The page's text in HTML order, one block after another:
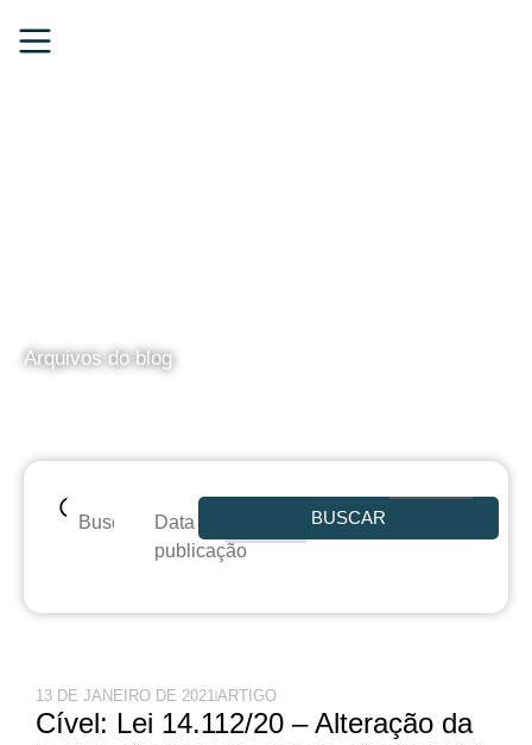
Arquivos do blog
Data de
publicação
BUSCAR
13 DE JANEIRO DE 2021ARTIGO
Cível: Lei 14.112/20 – Alteração da